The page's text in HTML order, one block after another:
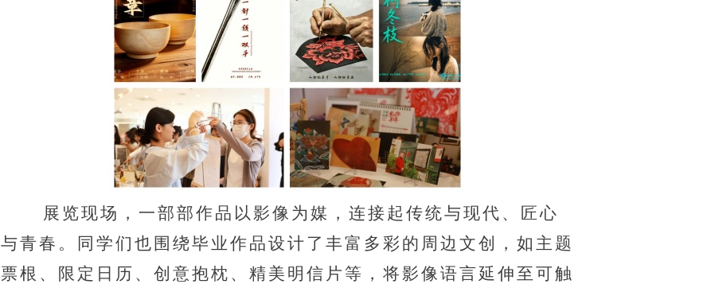
展览现场，一部部作品以影像为媒，连接起传统与现代、匠心
与青春。同学们也围绕毕业作品设计了丰富多彩的周边文创，如主题
票根、限定日历、创意抱枕、精美明信片等，将影像语言延伸至可触